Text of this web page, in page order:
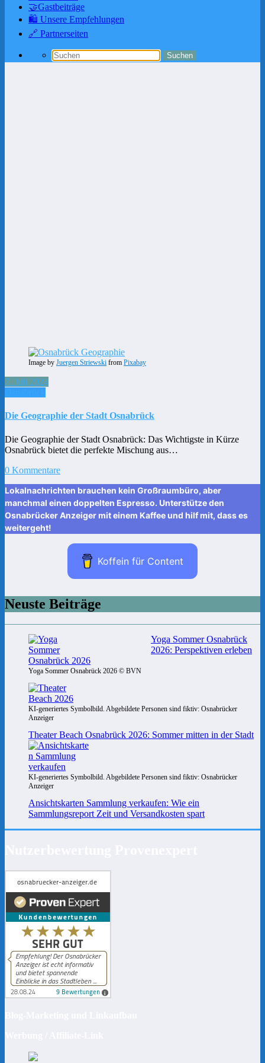
🤝Gastbeiträge
🛍️ Unsere Empfehlungen
🔗 Partnerseiten
Image by Juergen Striewski from Pixabay
7. Juli 2024
Die Geographie der Stadt Osnabrück
Die Geographie der Stadt Osnabrück: Das Wichtigste in Kürze
Osnabrück bietet die perfekte Mischung aus…
0 Kommentare
Lokalnachrichten brauchen kein Großraumbüro, aber
manchmal einen doppelten Espresso. Unterstütze den
Osnabrücker Anzeiger mit einem Kaffee und hilf mit, dass es
weitergeht!
Koffein für Content
Neuste Beiträge
Yoga Sommer Osnabrück 2026 © BVN
Yoga Sommer Osnabrück
2026: Perspektiven erleben
KI-generiertes Symbolbild. Abgebildete Personen sind fiktiv: Osnabrücker
Anzeiger
Theater Beach Osnabrück 2026: Sommer mitten in der Stadt
KI-generiertes Symbolbild. Abgebildete Personen sind fiktiv: Osnabrücker
Anzeiger
Ansichtskarten Sammlung verkaufen: Wie ein
Sammlungsreport Zeit und Versandkosten spart